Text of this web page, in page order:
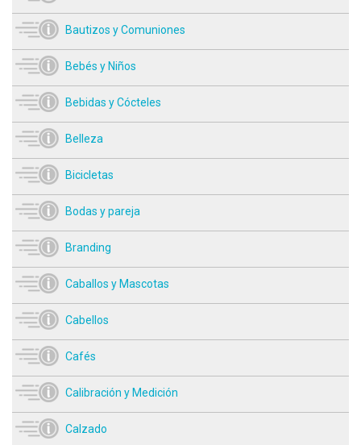
Bautizos y Comuniones
Bebés y Niños
Bebidas y Cócteles
Belleza
Bicicletas
Bodas y pareja
Branding
Caballos y Mascotas
Cabellos
Cafés
Calibración y Medición
Calzado